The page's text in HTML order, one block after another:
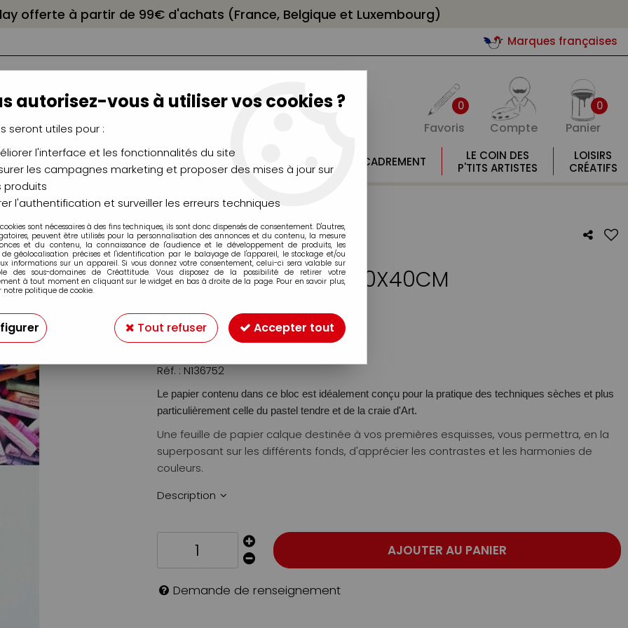
offerte à partir de 99€ d'achats (France, Belgique et Luxembourg)
Marques françaises
0
Favoris Compte
0
Panier
CHÂSSIS
CHEVALETS
AÉROGRAPHIE
MODÉLISME
MOULAGE
ENCADREMENT
LE COIN DES
P'TITS ARTISTES
LOISIRS
CRÉATIFS
BLOC PASTEL CARD 30X40CM
49,99 €TTC
Réf. : N136752
Le papier contenu dans ce bloc est idéalement conçu pour la pratique des techniques sèches et plus
particulièrement celle du pastel tendre et de la craie d'Art.
Une feuille de papier calque destinée à vos premières esquisses, vous permettra, en la
superposant sur les différents fonds, d'apprécier les contrastes et les harmonies de
couleurs.
Description
AJOUTER AU PANIER
Demande de renseignement
autorisez-vous à utiliser vos cookies ?
seront utiles pour :
l'interface et les fonctionnalités du site
les campagnes marketing et proposer des mises à jour sur
produits
l'authentification et surveiller les erreurs techniques
sont nécessaires à des fins techniques, ils sont donc dispensés de consentement. D'autres,
peuvent être utilisés pour la personnalisation des annonces et du contenu, la mesure
et du contenu, la connaissance de l'audience et le développement de produits, les
de géolocalisation précises et l'identification par le balayage de l'appareil, le stockage et/ou
informations sur un appareil. Si vous donnez votre consentement, celui-ci sera valable sur
des sous-domaines de Créattitude. Vous disposez de la possibilité de retirer votre
à tout moment en cliquant sur le widget en bas à droite de la page. Pour en savoir plus,
notre politique de cookie.
Tout refuser Accepter tout